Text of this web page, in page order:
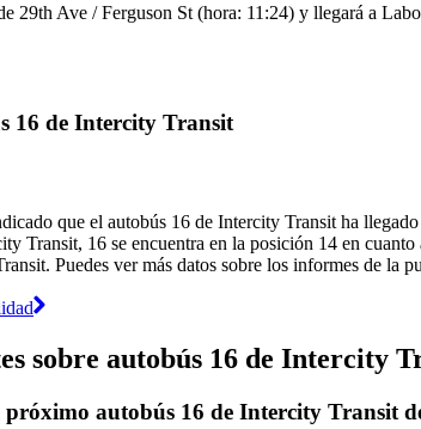
29th Ave / Ferguson St (hora: 11:24) y llegará a
16 de Intercity Transit
que el autobús 16 de Intercity Transit ha
Transit, 16 se encuentra en la posición 14 en
Puedes ver más datos sobre los informes de la
sobre autobús 16 de Intercity
próximo autobús 16 de Intercity Transit